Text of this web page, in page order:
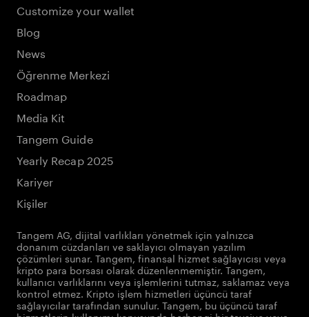
Customize your wallet
Blog
News
Öğrenme Merkezi
Roadmap
Media Kit
Tangem Guide
Yearly Recap 2025
Kariyer
Kişiler
Tangem AG, dijital varlıkları yönetmek için yalnızca
donanım cüzdanları ve saklayıcı olmayan yazılım
çözümleri sunar. Tangem, finansal hizmet sağlayıcısı veya
kripto para borsası olarak düzenlenmemiştir. Tangem,
kullanıcı varlıklarını veya işlemlerini tutmaz, saklamaz veya
kontrol etmez. Kripto işlem hizmetleri üçüncü taraf
sağlayıcılar tarafından sunulur. Tangem, bu üçüncü taraf